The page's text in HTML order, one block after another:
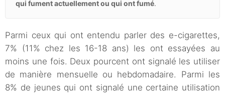
qui fument actuellement ou qui ont fumé.
Parmi ceux qui ont entendu parler des e-cigarettes,
7% (11% chez les 16-18 ans) les ont essayées au
moins une fois. Deux pourcent ont signalé les utiliser
de manière mensuelle ou hebdomadaire. Parmi les
8% de jeunes qui ont signalé une certaine utilisation